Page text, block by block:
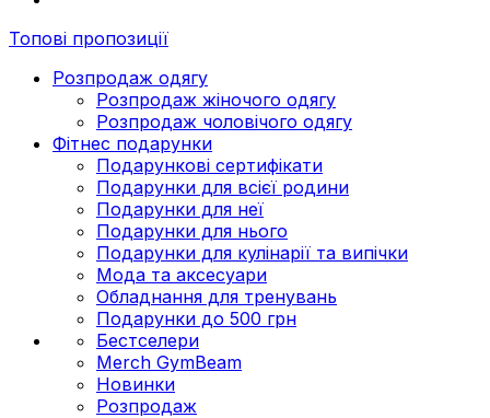
Топові пропозиції
Розпродаж одягу
Розпродаж жіночого одягу
Розпродаж чоловічого одягу
Фітнес подарунки
Подарункові сертифікати
Подарунки для всієї родини
Подарунки для неї
Подарунки для нього
Подарунки для кулінарії та випічки
Мода та аксесуари
Обладнання для тренувань
Подарунки до 500 грн
Бестселери
Merch GymBeam
Новинки
Розпродаж